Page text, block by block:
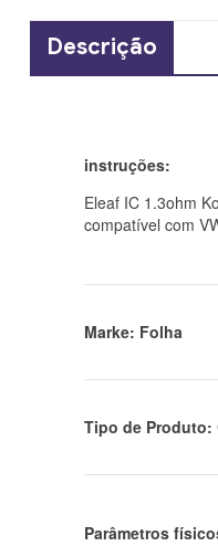
Descrição
instruções:
Eleaf IC 1.3ohm
compatível com
Marke: Folha
Tipo de Produto:
Parâmetros